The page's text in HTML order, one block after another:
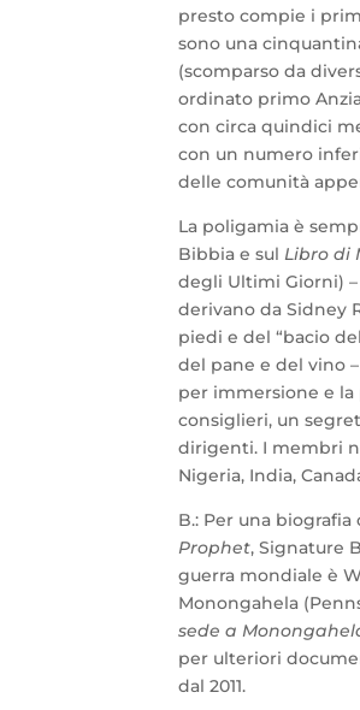
presto compie i
sono una
(scomparso da
ordinato primo
con circa quindici
con un numero
delle comunità
La poligamia è
Bibbia e sul Libro di
degli Ultimi Giorni)
derivano da Sidney
piedi e del “bacio
del pane e del vino
per immersione e la
consiglieri, un
dirigenti. I membri
Nigeria, India,
B.: Per una
Prophet, Signature
guerra mondiale è
Monongahela
sede a
per ulteriori
dal 2011.